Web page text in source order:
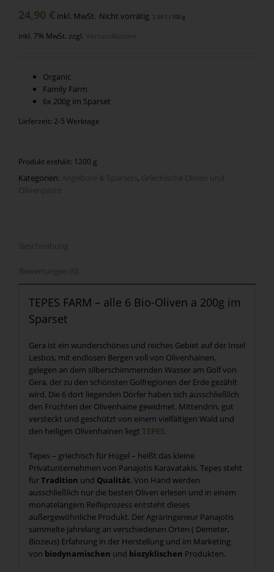
24,90 € inkl. MwSt. Nicht vorrätig 2,08 €/ 100 g
inkl. 7% MwSt. zzgl. Versandkosten
Organic
Family Farm
6x 200g im Sparset
Lieferzeit: 2-5 Werktage
Produkt enthält: 1200 g
Kategorien: Angebote & Sparsets, Griechische Oliven und
Olivenpaste
Beschreibung
Bewertungen (0)
TEPES FARM – alle 6 Bio-Oliven a 200g im
Sparset
Gera ist ein wunderschönes und reiches Gebiet auf der Insel
Lesbos, mit endlosen Bergen voll von Olivenhainen,
gelegen an dem silberschimmernden Wasser am Golf von
Gera, der zu den schönsten Golfregionen der Erde gezählt
wird. Die 6 dort liegenden Dörfer haben sich ausschließlich
den Früchten der Olivenhaine gewidmet. Mittendrin, gut
versteckt und geschützt von einem vielfältigen Wald und
den heiligen Olivenhainen liegt TEPES.
Tepes – griechisch für Hügel – heißt das kleine
Privatunternehmen von Panajotis Karavatakis. Tepes steht
fürTradition und Qualität. Von Hand werden
ausschließlich nur die besten Oliven erlesen und in einem
monatelangem Reifeprozess entsteht dieses
außergewöhnliche Produkt. Der Agraringeneur Panajotis
sammelte jahrelang an verschiedenen Orten ( Demeter,
Biozeus) Erfahrung in der Herstellung und im Marketing
von biodynamischen und biozyklischen Produkten.